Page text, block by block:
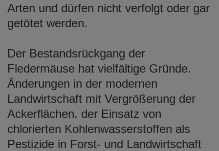
Arten und dürfen nicht verfolgt oder gar
getötet werden.
Der Bestandsrückgang der
Fledermäuse hat vielfältige Gründe.
Änderungen in der modernen
Landwirtschaft mit Vergrößerung der
Ackerflächen, der Einsatz von
chlorierten Kohlenwasserstoffen als
Pestizide in Forst- und Landwirtschaft